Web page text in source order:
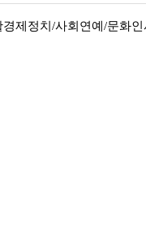
제 정치/사회 연예/문화인